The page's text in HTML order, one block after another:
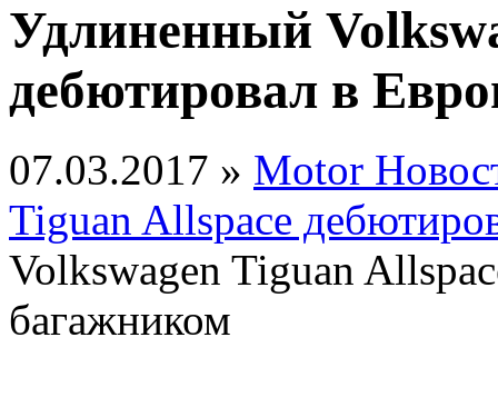
Удлиненный
дебютировал в
07.03.2017 » Motor
Tiguan Allspace
Volkswagen Tiguan
багажником